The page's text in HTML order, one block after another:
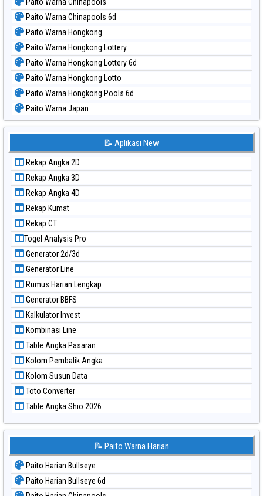
Paito Warna Chinapools 6d
Paito Warna Hongkong
Paito Warna Hongkong Lottery
Paito Warna Hongkong Lottery 6d
Paito Warna Hongkong Lotto
Paito Warna Hongkong Pools 6d
Paito Warna Japan
Paito Warna Japan 6d
Paito Warna Kuda Lari
Paito Warna Magnum Cambodia
Paito Warna Nagoya
Paito Warna New York Midday
Paito Warna North Carolina Day
Paito Warna Pcso
Paito Warna Pennsylvania Day
Paito Warna Sao Paulo
Paito Warna Singapore
Paito Warna Sydney
Paito Warna Sydney Lottery
Paito Warna Sydney Lottery 6d
Paito Warna Sydney Lotto
Paito Warna Sydney Pools 6d
Paito Warna Taipei
Paito Warna Taiwan
📝 Aplikasi New
Rekap Angka 2D
Rekap Angka 3D
Rekap Angka 4D
Rekap Kumat
Rekap CT
Togel Analysis Pro
Generator 2d/3d
Generator Line
Rumus Harian Lengkap
Generator BBFS
Kalkulator Invest
Kombinasi Line
Table Angka Pasaran
Kolom Pembalik Angka
Kolom Susun Data
Toto Converter
Table Angka Shio 2026
📝 Paito Warna Harian
Paito Harian Bullseye
Paito Harian Bullseye 6d